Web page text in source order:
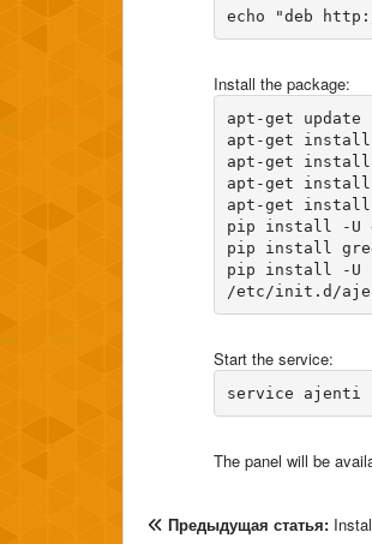
Install the package:
apt-get update
apt-get
apt-get install
apt-get install
apt-get install
pip install -U
pip install
pip install -U
Start the service:
The panel will be
Предыдущая статья: